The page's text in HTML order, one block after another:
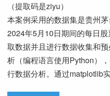
（提取码是ziyu）
本案例采用的数据集是贵州
2024年5月10日期间的每日
取数据并且进行数据收集和
析（编程语言使用Python）
行数据分析。通过matplotlib